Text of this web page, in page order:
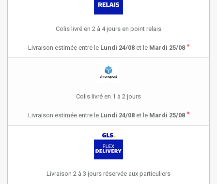
Colis livré en 2 à 4 jours en point relais
Livraison estimée entre le Lundi 24/08et le Mardi 25/08 *
Colis livré en 1 à 2 jours
Livraison estimée entre le Lundi 24/08et le Mardi 25/08 *
Livraison 2 à 3 jours réservée aux particuliers